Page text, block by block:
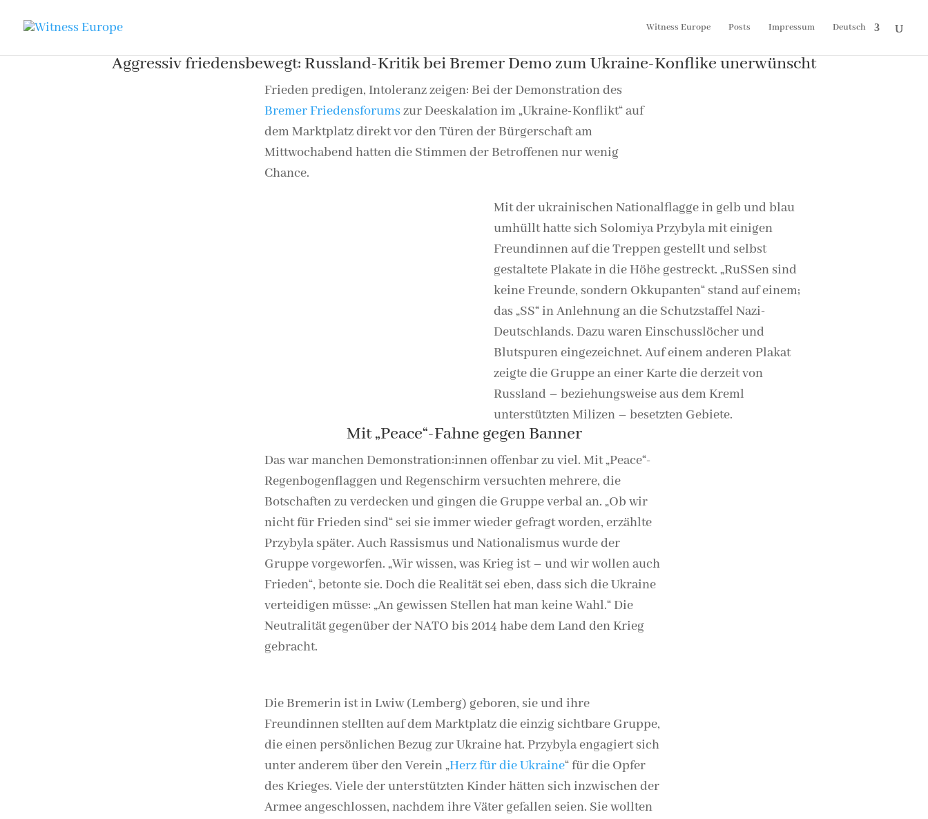
Witness Europe Posts Impressum Deutsch
Aggressiv friedensbewegt: Russland-Kritik bei Bremer Demo zum Ukraine-Konflike unerwünscht
Frieden predigen, Intoleranz zeigen: Bei der Demonstration des
Bremer Friedensforumszur Deeskalation im „Ukraine-Konflikt“ auf
dem Marktplatz direkt vor den Türen der Bürgerschaft am
Mittwochabend hatten die Stimmen der Betroffenen nur wenig
Chance.
Mit der ukrainischen Nationalflagge in gelb und blau
umhüllt hatte sich Solomiya Przybyla mit einigen
Freundinnen auf die Treppen gestellt und selbst
gestaltete Plakate in die Höhe gestreckt. „RuSSen sind
keine Freunde, sondern Okkupanten“ stand auf einem;
das „SS“ in Anlehnung an die Schutzstaffel Nazi-
Deutschlands. Dazu waren Einschusslöcher und
Blutspuren eingezeichnet. Auf einem anderen Plakat
zeigte die Gruppe an einer Karte die derzeit von
Russland – beziehungsweise aus dem Kreml
unterstützten Milizen – besetzten Gebiete.
Mit „Peace“-Fahne gegen Banner
Das war manchen Demonstration:innen offenbar zu viel. Mit „Peace“-
Regenbogenflaggen und Regenschirm versuchten mehrere, die
Botschaften zu verdecken und gingen die Gruppe verbal an. „Ob wir
nicht für Frieden sind“ sei sie immer wieder gefragt worden, erzählte
Przybyla später. Auch Rassismus und Nationalismus wurde der
Gruppe vorgeworfen. „Wir wissen, was Krieg ist – und wir wollen auch
Frieden“, betonte sie. Doch die Realität sei eben, dass sich die Ukraine
verteidigen müsse: „An gewissen Stellen hat man keine Wahl.“ Die
Neutralität gegenüber der NATO bis 2014 habe dem Land den Krieg
gebracht.
Die Bremerin ist in Lwiw (Lemberg) geboren, sie und ihre
Freundinnen stellten auf dem Marktplatz die einzig sichtbare Gruppe,
die einen persönlichen Bezug zur Ukraine hat. Przybyla engagiert sich
unter anderem über den Verein „Herz für die Ukraine“ für die Opfer
des Krieges. Viele der unterstützten Kinder hätten sich inzwischen der
Armee angeschlossen, nachdem ihre Väter gefallen seien. Sie wollten